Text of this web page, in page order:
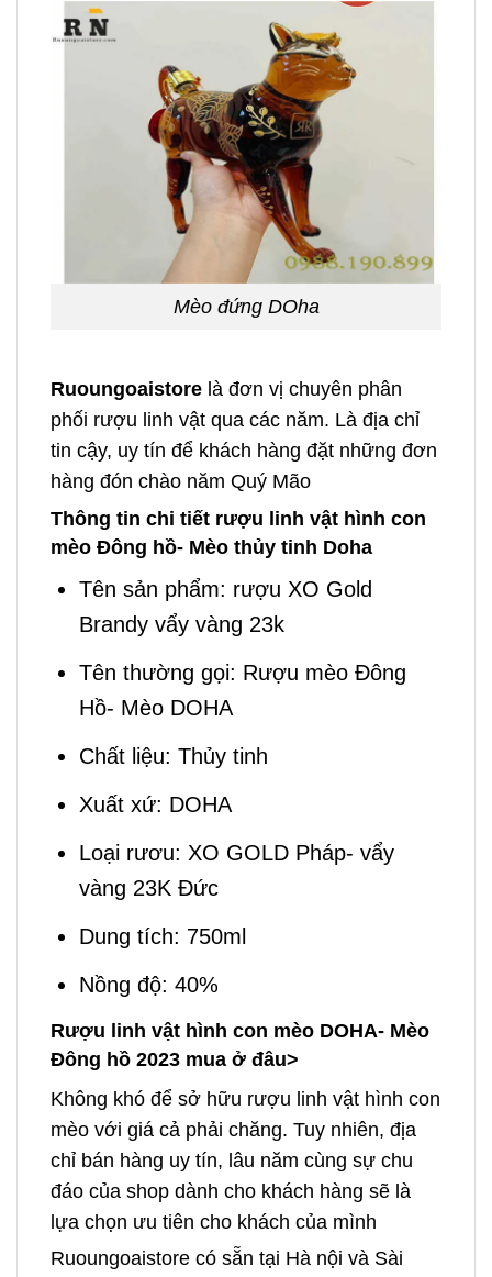
Mèo đứng DOha
Ruoungoaistore là đơn vị chuyên phân
phối rượu linh vật qua các năm. Là địa chỉ
tin cậy, uy tín để khách hàng đặt những đơn
hàng đón chào năm Quý Mão
Thông tin chi tiết rượu linh vật hình con
mèo Đông hồ- Mèo thủy tinh Doha
Tên sản phẩm: rượu XO Gold
Brandy vẩy vàng 23k
Tên thường gọi: Rượu mèo Đông
Hồ- Mèo DOHA
Chất liệu: Thủy tinh
Xuất xứ: DOHA
Loại rươu: XO GOLD Pháp- vẩy
vàng 23K Đức
Dung tích: 750ml
Nồng độ: 40%
Rượu linh vật hình con mèo DOHA- Mèo
Đông hồ 2023 mua ở đâu>
Không khó để sở hữu rượu linh vật hình con
mèo với giá cả phải chăng. Tuy nhiên, địa
chỉ bán hàng uy tín, lâu năm cùng sự chu
đáo của shop dành cho khách hàng sẽ là
lựa chọn ưu tiên cho khách của mình
Ruoungoaistore có sẵn tại Hà nội và Sài